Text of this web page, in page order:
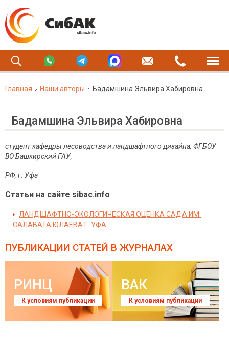
Главная Наши авторы Бадамшина Эльвира Хабировна
Бадамшина Эльвира Хабировна
студенткафедры лесоводства и ландшафтного дизайна, ФГБОУ
ВО Башкирский ГАУ,
РФ, г. Уфа
Статьи на сайте sibac.info
ЛАНДШАФТНО-ЭКОЛОГИЧЕСКАЯ ОЦЕНКА САДА ИМ.
САЛАВАТА ЮЛАЕВА Г. УФА
ПУБЛИКАЦИИ СТАТЕЙ В ЖУРНАЛАХ
РИНЦ
К условиям публикации
ВАК
К условиям публикации